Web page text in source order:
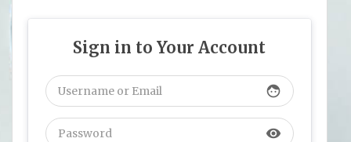
Sign in to Your Account
face
visibility